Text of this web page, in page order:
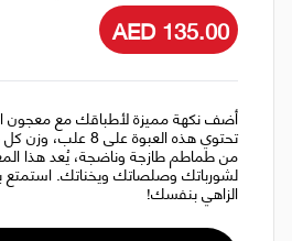
AED 135.00
أضف نكهة مميزة لأطباقك مع معجون
من طماطم طازجة وناضجة، يُعد هذا
لشورباتك وصلصاتك ويخناتك. استمتع
الزاهي بنفسك!